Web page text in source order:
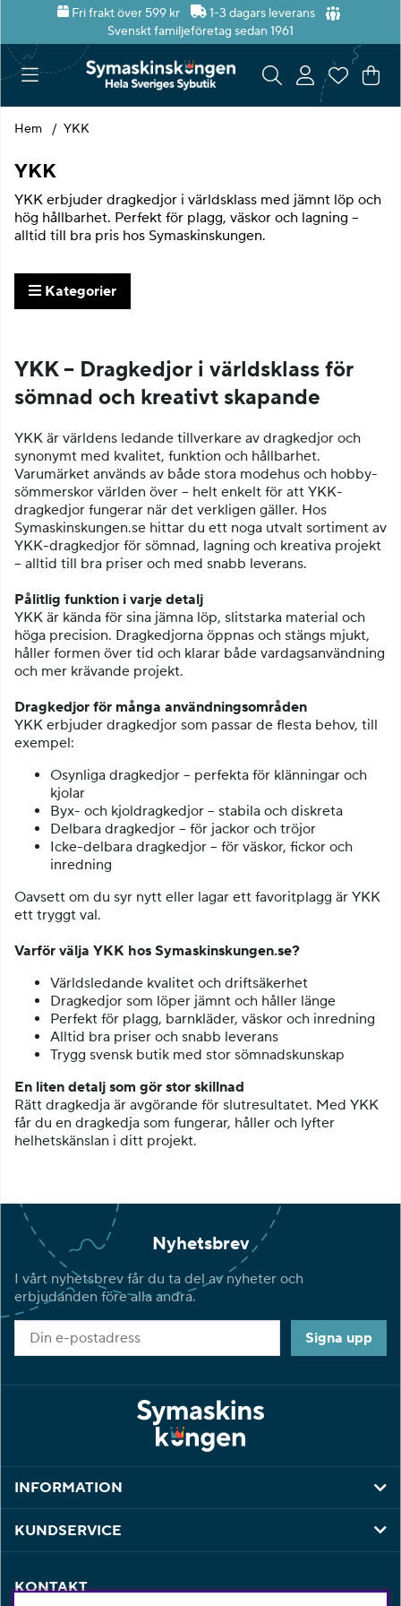
Fri frakt över 599 kr
1-3 dagars leverans
Svenskt familjeföretag sedan 1961
.
Hem YKK
YKK
YKK erbjuder dragkedjor i världsklass med jämnt löp och
hög hållbarhet. Perfekt för plagg, väskor och lagning –
alltid till bra pris hos Symaskinskungen.
Kategorier
YKK – Dragkedjor i världsklass för
sömnad och kreativt skapande
YKK är världens ledande tillverkare av dragkedjor och
synonymt med kvalitet, funktion och hållbarhet.
Varumärket används av både stora modehus och hobby­
sömmerskor världen över – helt enkelt för att YKK-
dragkedjor fungerar när det verkligen gäller. Hos
Symaskinskungen.se hittar du ett noga utvalt sortiment av
YKK-dragkedjor för sömnad, lagning och kreativa projekt
– alltid till bra priser och med snabb leverans.
Pålitlig funktion i varje detalj
YKK är kända för sina jämna löp, slitstarka material och
höga precision. Dragkedjorna öppnas och stängs mjukt,
håller formen över tid och klarar både vardagsanvändning
och mer krävande projekt.
Dragkedjor för många användningsområden
YKK erbjuder dragkedjor som passar de flesta behov, till
exempel:
Osynliga dragkedjor – perfekta för klänningar och
kjolar
Byx- och kjoldragkedjor – stabila och diskreta
Delbara dragkedjor – för jackor och tröjor
Icke-delbara dragkedjor – för väskor, fickor och
inredning
Oavsett om du syr nytt eller lagar ett favoritplagg är YKK
ett tryggt val.
Varför välja YKK hos Symaskinskungen.se?
Världsledande kvalitet och driftsäkerhet
Dragkedjor som löper jämnt och håller länge
Perfekt för plagg, barnkläder, väskor och inredning
Alltid bra priser och snabb leverans
Trygg svensk butik med stor sömnadskunskap
En liten detalj som gör stor skillnad
Rätt dragkedja är avgörande för slutresultatet. Med YKK
får du en dragkedja som fungerar, håller och lyfter
helhetskänslan i ditt projekt.
Nyhetsbrev
I vårt nyhetsbrev får du ta del av nyheter och
erbjudanden före alla andra.
Signa upp
INFORMATION
KUNDSERVICE
KONTAKT